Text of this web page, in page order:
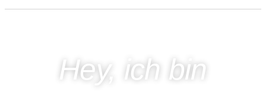
Hey, ich bin